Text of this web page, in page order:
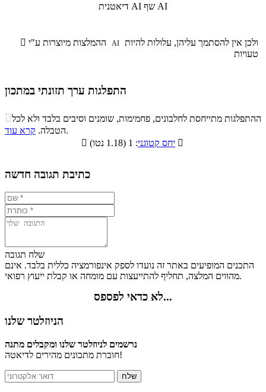
דיאטנית AI שף AI
 AI
טעויות
התפלגות ערך תזונתי במתכון
התפלגות ערך תזונתי במתכון
סיבים
תזונתיים
שומנים חלבונים
33.6%
ההתפלגות מתייחסת לחלבונים, פחמימות, שומנים וסיבים בלבד ולא לכל
הטבלה. קרא עוד
.

יחס קטוגני 
כתיבת תגובה חדשה
שלח תגובה
התכנים המופיעים באתר זה נועדו לספק אינפורמציה כללית בלבד. אינם
מהווים המלצה, תחליף להתייעצות עם מומחה או קבלת ייעוץ רפואי.
לא כדאי לפספס...
הניוזלטר שלנו
נרשמים לניוזלטר שלנו ומקבלים מתנה
חוברת מתכונים מהירים לדיאטה!